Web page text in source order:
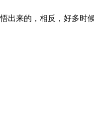
出来的，相反，好多时